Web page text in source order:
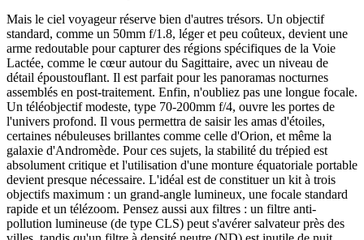
Mais le ciel voyageur réserve bien d'autres trésors. Un objectif
standard, comme un 50mm f/1.8, léger et peu coûteux, devient une
arme redoutable pour capturer des régions spécifiques de la Voie
Lactée, comme le cœur autour du Sagittaire, avec un niveau de
détail époustouflant. Il est parfait pour les panoramas nocturnes
assemblés en post-traitement. Enfin, n'oubliez pas une longue focale.
Un téléobjectif modeste, type 70-200mm f/4, ouvre les portes de
l'univers profond. Il vous permettra de saisir les amas d'étoiles,
certaines nébuleuses brillantes comme celle d'Orion, et même la
galaxie d'Andromède. Pour ces sujets, la stabilité du trépied est
absolument critique et l'utilisation d'une monture équatoriale portable
devient presque nécessaire. L'idéal est de constituer un kit à trois
objectifs maximum : un grand-angle lumineux, une focale standard
rapide et un télézoom. Pensez aussi aux filtres : un filtre anti-
pollution lumineuse (de type CLS) peut s'avérer salvateur près des